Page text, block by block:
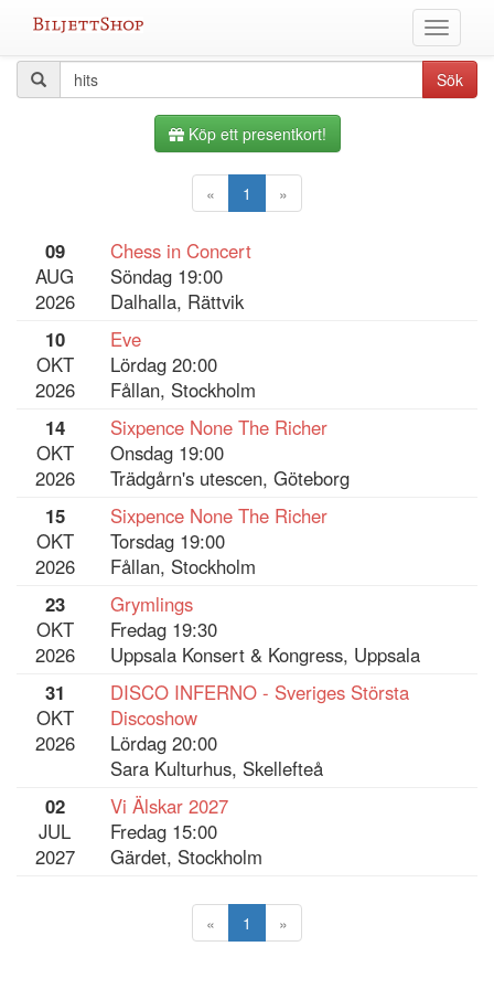
Växla
meny
Alla
evenemang
Sök
Köp ett presentkort!
« 1 »
09
AUG
2026
Chess in Concert
Söndag 19:00
Dalhalla, Rättvik
10
OKT
2026
Eve
Lördag 20:00
Fållan, Stockholm
14
OKT
2026
Sixpence None The Richer
Onsdag 19:00
Trädgårn's utescen, Göteborg
15
OKT
2026
Sixpence None The Richer
Torsdag 19:00
Fållan, Stockholm
23
OKT
2026
Grymlings
Fredag 19:30
Uppsala Konsert & Kongress, Uppsala
31
OKT
2026
DISCO INFERNO - Sveriges Största
Discoshow
Lördag 20:00
Sara Kulturhus, Skellefteå
02
JUL
2027
Vi Älskar 2027
Fredag 15:00
Gärdet, Stockholm
« 1 »